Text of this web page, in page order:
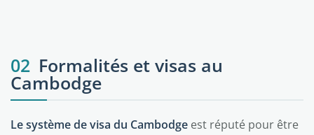
02 Formalités et visas au
Cambodge
Le système de visa du Cambodge est réputé pour être